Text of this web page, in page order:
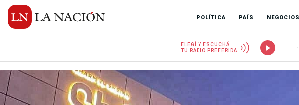
POLÍTICA PAÍS NEGOCIOS
ELEGÍ Y ESCUCHÁ
TU RADIO PREFERIDA